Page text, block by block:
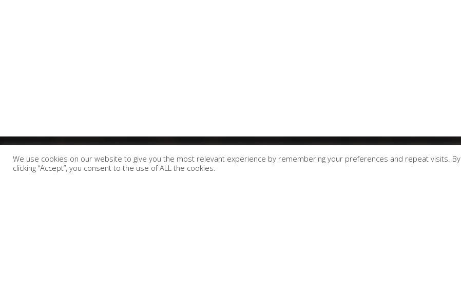
We use cookies on our website to give you the most relevant experience by remembering your preferences and repeat visits. By
clicking “Accept”, you consent to the use of ALL the cookies.